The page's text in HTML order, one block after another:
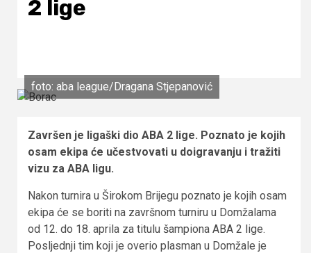
2 lige
foto: aba league/Dragana Stjepanović
Završen je ligaški dio ABA 2 lige. Poznato je kojih
osam ekipa će učestvovati u doigravanju i tražiti
vizu za ABA ligu.
Nakon turnira u Širokom Brijegu poznato je kojih osam
ekipa će se boriti na završnom turniru u Domžalama
od 12. do 18. aprila za titulu šampiona ABA 2 lige.
Posljednji tim koji je overio plasman u Domžale je